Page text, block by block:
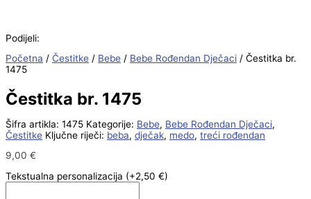
Podijeli:
Početna / Čestitke / Bebe / Bebe Rođendan Dječaci / Čestitka br.
1475
Čestitka br. 1475
Šifra artikla: 1475 Kategorije: Bebe, Bebe Rođendan Dječaci,
Čestitke Ključne riječi: beba, dječak, medo, treći rođendan
9,00 €
Tekstualna personalizacija (+2,50 €)